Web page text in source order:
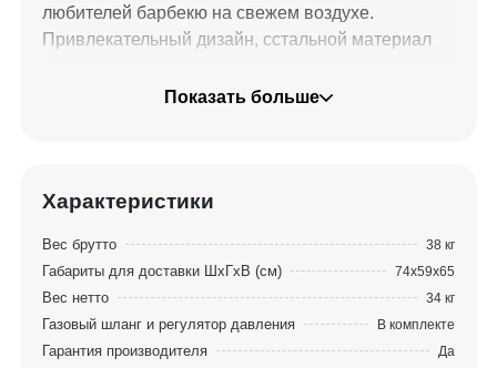
любителей барбекю на свежем воздухе.
Привлекательный дизайн, сстальной материал
дополнительной боковой горелки делают данный
Показать больше
Характеристики
Вес брутто 38 кг
Габариты для доставки ШхГхВ (см) 74х59х65
Вес нетто 34 кг
Газовый шланг и регулятор давления В комплекте
Гарантия производителя Да